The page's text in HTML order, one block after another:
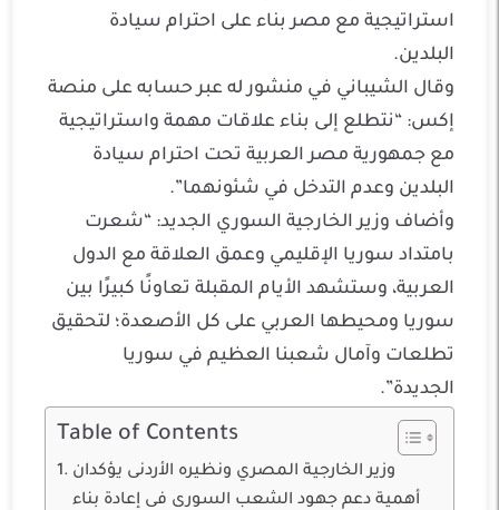
استراتيجية مع مصر بناء على احترام سيادة
البلدين.
وقال الشيباني في منشور له عبر حسابه على منصة
إكس: “نتطلع إلى بناء علاقات مهمة واستراتيجية
مع جمهورية مصر العربية تحت احترام سيادة
البلدين وعدم التدخل في شئونهما”.
وأضاف وزير الخارجية السوري الجديد: “شعرت
بامتداد سوريا الإقليمي وعمق العلاقة مع الدول
العربية، وستشهد الأيام المقبلة تعاونًا كبيرًا بين
سوريا ومحيطها العربي على كل الأصعدة؛ لتحقيق
تطلعات وآمال شعبنا العظيم في سوريا
الجديدة”.
Table of Contents
وزير الخارجية المصري ونظيره الأردنى يؤكدان
أهمية دعم جهود الشعب السورى فى إعادة بناء